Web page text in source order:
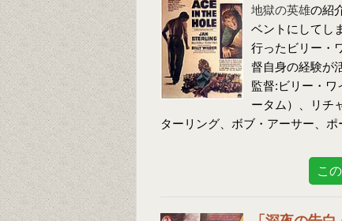
地獄の英雄の紹
ベントにしてし
行ったビリー・
督自身の経験が
監督:ビリー・
ータム）、リチ
ターリング、ボブ・アーサー、
こ